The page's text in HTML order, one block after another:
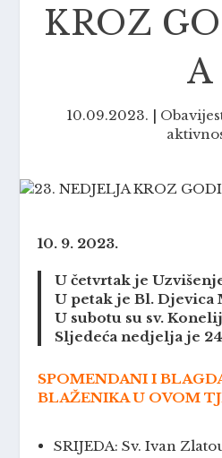
KROZ
A
10.09.2023. |
10. 9. 2023.
U četvrtak je
U petak je Bl. Djevica
U subotu su sv.
Sljedeća nedjelja je
SPOMENDANI I
BLAŽENIKA U OVOM
SRIJEDA: Sv. Ivan